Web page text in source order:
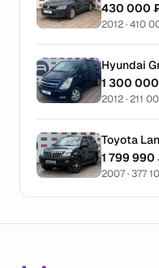
430 000
2012 · 410
Hyundai
1 300
2012 · 211
Toyota
1 799 990
2007 · 377